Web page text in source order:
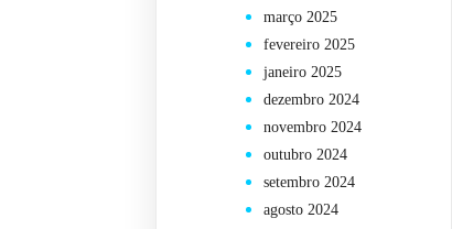
março 2025
fevereiro 2025
janeiro 2025
dezembro 2024
novembro 2024
outubro 2024
setembro 2024
agosto 2024